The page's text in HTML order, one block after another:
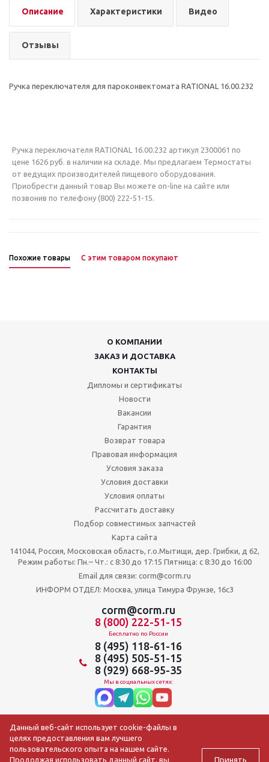
Описание Характеристики Видео
Отзывы
Ручка переключателя для пароконвектомата RATIONAL 16.00.232
Ручка переключателя RATIONAL 16.00.232 артикул 2300061 по
цене 1626 руб. в наличии на складе. Мы предлагаем Термостаты
от ведущих производителей пищевого оборудования.
Приобрести данный товар Вы можете on-line на сайте или
позвонив по телефону (800) 222-51-15.
Похожие товары С этим товаром покупают
О КОМПАНИИ
ЗАКАЗ И ДОСТАВКА
КОНТАКТЫ
Дипломы и сертификаты
Новости
Вакансии
Гарантия
Возврат товара
Правовая информация
Условия заказа
Условия доставки
Условия оплаты
Рассчитать доставку
Подбор совместимых запчастей
Карта сайта
141044, Россия, Московская область, г.о.Мытищи, дер. Грибки, д 62,
Режим работы: Пн.– Чт.: с 8:30 до 17:15 Пятница: c 8:30 до 16:00
Email для связи: corm@corm.ru
ИНФОРМ ОТДЕЛ: Москва, улица Тимура Фрунзе, 16с3
corm@corm.ru
8 (800) 222-51-15
Бесплатно по России
8 (495) 118-61-16
8 (495) 505-51-15
8 (929) 668-95-35
Мы в социальных сетях:
Данный веб-сайт использует cookie-файлы в
целях предоставления вам лучшего
пользовательского опыта на нашем сайте.
Продолжая использовать данный сайт, вы
Принять